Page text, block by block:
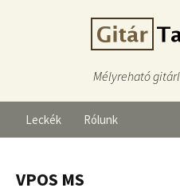
Mélyreható
Leckék Rólunk
VPOS MS